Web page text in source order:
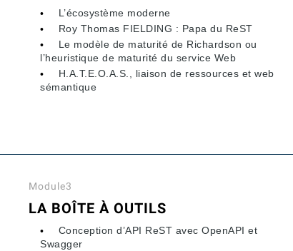
L’écosystème moderne
Roy Thomas FIELDING : Papa du ReST
Le modèle de maturité de Richardson ou
l’heuristique de maturité du service Web
H.A.T.E.O.A.S., liaison de ressources et web
sémantique
Module3
LA BOÎTE À OUTILS
Conception d’API ReST avec OpenAPI et
Swagger